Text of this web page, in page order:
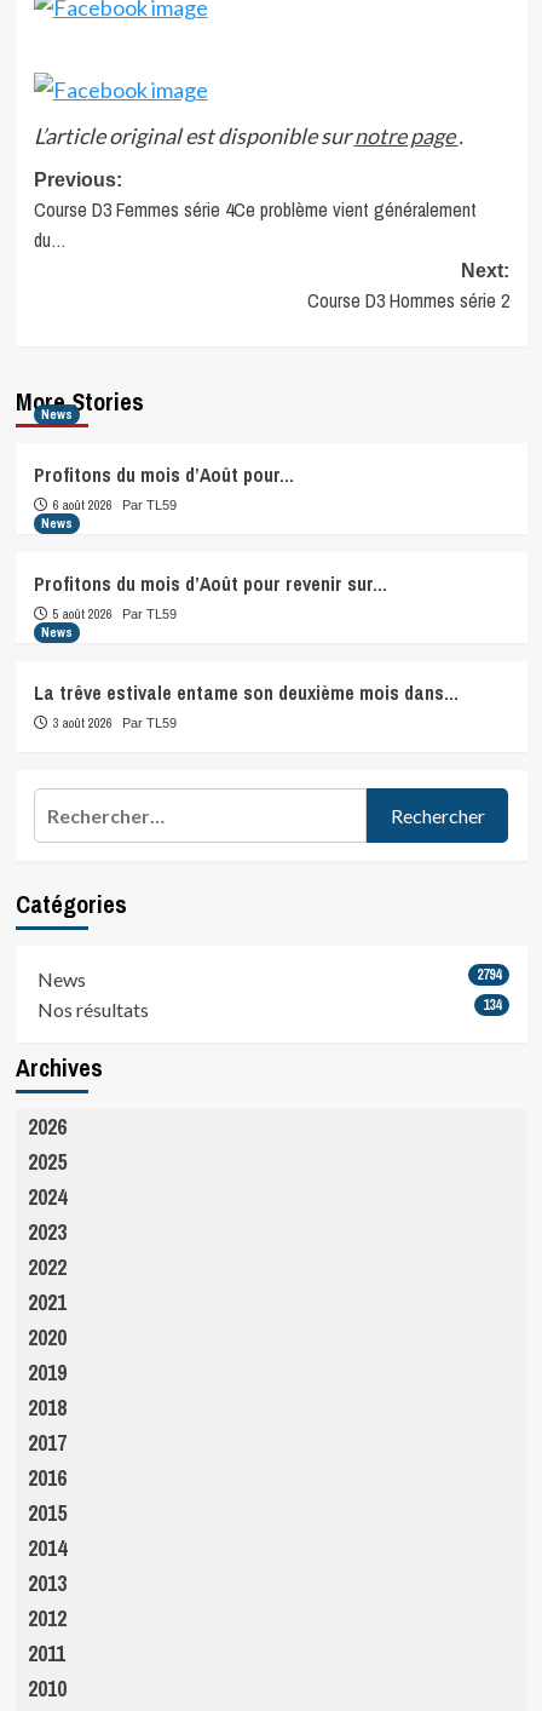
L’article original est disponible surnotre page.
Post
navigation
Previous:
Course D3 Femmes série 4Ce problème vient généralement
du…
Next:
Course D3 Hommes série 2
More Stories
News
Profitons du mois d’Août pour…
6 août 2026 Par TL59
News
Profitons du mois d’Août pour revenir sur…
5 août 2026 Par TL59
News
La trêve estivale entame son deuxième mois dans…
3 août 2026 Par TL59
Catégories
News 2794
Nos résultats 134
Archives
2026
2025
2024
2023
2022
2021
2020
2019
2018
2017
2016
2015
2014
2013
2012
2011
2010